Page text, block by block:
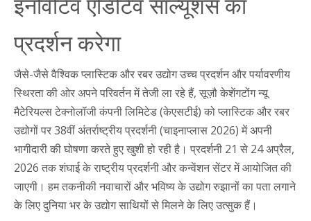
प्रदर्शन करेगा
जैसे-जैसे वैश्विक प्लास्टिक और रबर उद्योग उच्च प्रदर्शन और पर्यावरणीय
स्थिरता की ओर अपने परिवर्तन में तेजी ला रहे हैं, सूज़ौ केशेंगटोंग न्यू
मैटेरियल्स टेक्नोलॉजी कंपनी लिमिटेड (केएसटीई) को प्लास्टिक और रबर
उद्योगों पर 38वीं अंतर्राष्ट्रीय प्रदर्शनी (चाइनाप्लास 2026) में अपनी
भागीदारी की घोषणा करते हुए खुशी हो रही है। प्रदर्शनी 21 से 24 अप्रैल,
2026 तक शंघाई के राष्ट्रीय प्रदर्शनी और कन्वेंशन सेंटर में आयोजित की
जाएगी। हम तकनीकी नवाचारों और भविष्य के उद्योग रुझानों का पता लगाने
के लिए दुनिया भर के उद्योग साथियों से मिलने के लिए उत्सुक हैं।